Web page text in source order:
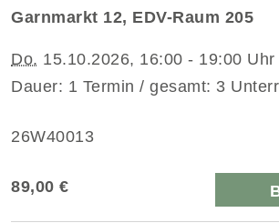
Garnmarkt 12, EDV-Raum 205
Do. 15.10.2026, 16:00 - 19:00 Uhr
Dauer: 1 Termin / gesamt: 3
26W40013
89,00 €